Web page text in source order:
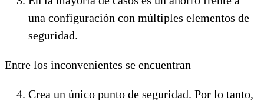
una configuración con múltiples elementos de
seguridad.
Entre los inconvenientes se encuentran
Crea un único punto de seguridad. Por lo tanto,